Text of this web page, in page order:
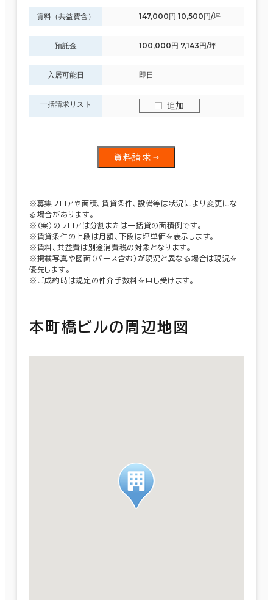
賃料（共益費含） 147,000円 10,500円/坪
預託金 100,000円 7,143円/坪
入居可能日 即日
一括請求リスト 追加
資料請求
※募集フロアや面積、賃貸条件、設備等は状況により変更にな
る場合があります。
※（案）のフロアは分割または一括貸の面積例です。
※賃貸条件の上段は月額、下段は坪単価を表示します。
※賃料、共益費は別途消費税の対象となります。
※掲載写真や図面（パース含む）が現況と異なる場合は現況を
優先します。
※ご成約時は規定の仲介手数料を申し受けます。
本町橋ビルの周辺地図